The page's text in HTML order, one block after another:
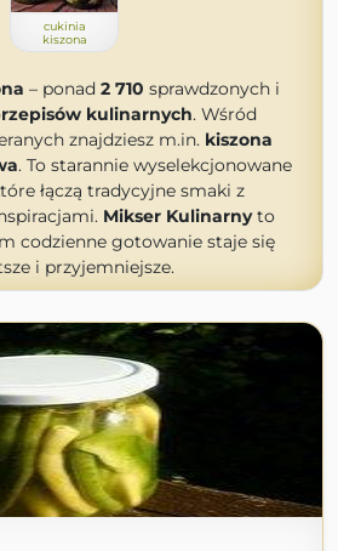
cukinia
kiszona
– ponad 2 710 sprawdzonych i
kulinarnych. Wśród
znajdziesz m.in. kiszona
. To starannie wyselekcjonowane
łączą tradycyjne smaki z
Mikser Kulinarnyto
codzienne gotowanie staje się
i przyjemniejsze.